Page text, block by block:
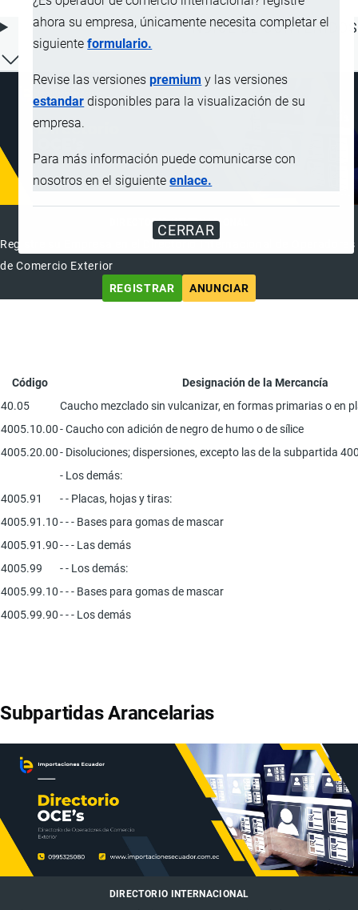
ahora su empresa, únicamente necesita completar el
siguienteformulario.
Revise las versionespremium y las versiones
estandar disponibles para la visualización de su
empresa.
Para más información puede comunicarse con
nosotros en el siguienteenlace.
CERRAR
ÍNDICE DE CONTENIDOS
DIRECTORIO INTERNACIONAL
Registre su Empresa en el Directorio Internacional de Operadores
de Comercio Exterior
REGISTRAR
ANUNCIAR
Código
Designación de la Mercancía
40.05
Caucho mezclado sin vulcanizar, en formas primarias o en
4005.10.00- Caucho con adición de negro de humo o de sílice
4005.20.00- Disoluciones; dispersiones, excepto las de la subpartida
- Los demás:
4005.91
- - Placas, hojas y tiras:
4005.91.10- - - Bases para gomas de mascar
4005.91.90- - - Las demás
4005.99
- - Los demás:
4005.99.10- - - Bases para gomas de mascar
4005.99.90- - - Los demás
Subpartidas Arancelarias
DIRECTORIO INTERNACIONAL